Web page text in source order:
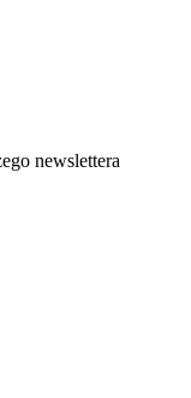
newslettera